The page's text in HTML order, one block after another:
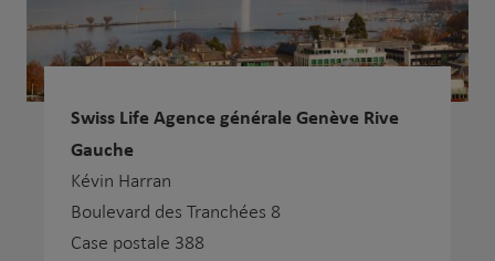
Swiss Life Agence générale Genève Rive
Gauche
Kévin Harran
Boulevard des Tranchées 8
Case postale 388